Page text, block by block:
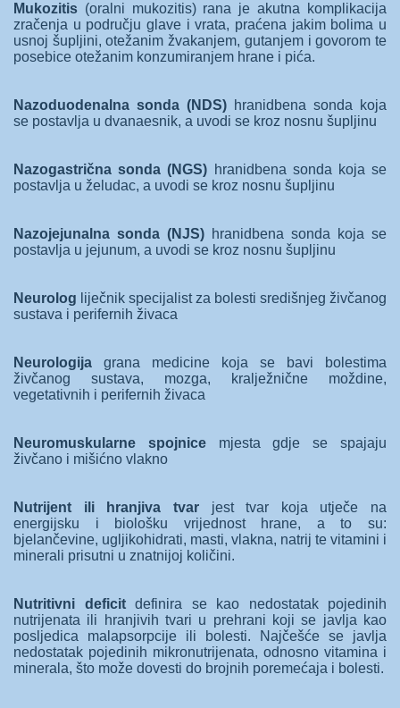
Mukozitis (oralni mukozitis) rana je akutna komplikacija
zračenja u području glave i vrata, praćena jakim bolima u
usnoj šupljini, otežanim žvakanjem, gutanjem i govorom te
posebice otežanim konzumiranjem hrane i pića.
Nazoduodenalna sonda (NDS) hranidbena sonda koja
se postavlja u dvanaesnik, a uvodi se kroz nosnu šupljinu
Nazogastrična sonda (NGS) hranidbena sonda koja se
postavlja u želudac, a uvodi se kroz nosnu šupljinu
Nazojejunalna sonda (NJS) hranidbena sonda koja se
postavlja u jejunum, a uvodi se kroz nosnu šupljinu
Neurolog liječnik specijalist za bolesti središnjeg živčanog
sustava i perifernih živaca
Neurologija grana medicine koja se bavi bolestima
živčanog sustava, mozga, kralježnične moždine,
vegetativnih i perifernih živaca
Neuromuskularne spojnice mjesta gdje se spajaju
živčano i mišićno vlakno
Nutrijent ili hranjiva tvarjest tvar koja utječe na
energijsku i biološku vrijednost hrane, a to su:
bjelančevine, ugljikohidrati, masti, vlakna, natrij te vitamini i
minerali prisutni u znatnijoj količini.
Nutritivni deficitdefinira se kao nedostatak pojedinih
nutrijenata ili hranjivih tvari u prehrani koji se javlja kao
posljedica malapsorpcije ili bolesti. Najčešće se javlja
nedostatak pojedinih mikronutrijenata, odnosno vitamina i
minerala, što može dovesti do brojnih poremećaja i bolesti.